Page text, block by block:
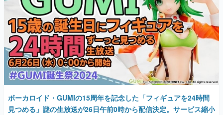
ボーカロイド・GUMIの15周年を記念した「フィギュアを24時間
見つめる」謎の生放送が26日午前0時から配信決定。サービス縮小